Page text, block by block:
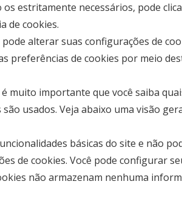
estritamente necessários, pode
de cookies.
alterar suas configurações de
preferências de cookies por meio
muito importante que você saiba
usados. Veja abaixo uma visão
básicas do site e não
de cookies. Você pode configurar
não armazenam nenhuma